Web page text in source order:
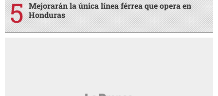
Mejorarán la única línea férrea que opera en
Honduras